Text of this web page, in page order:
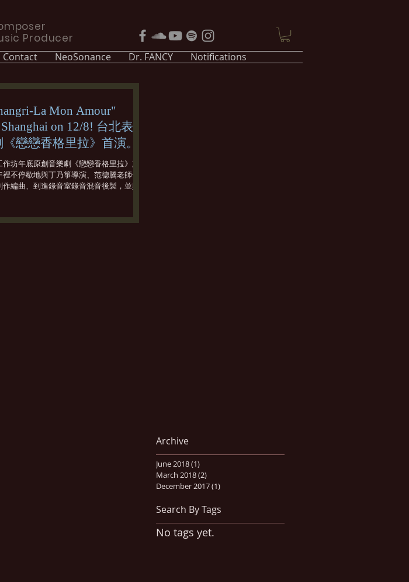
Producer
Contact NeoSonance Dr. FANCY Notifications
La Mon Amour"
on 12/8! 台北表坊
戀戀香格里拉》首演。
坊年底原創音樂劇《戀戀香格里拉》於
不停歇地與丁乃箏導演、范德騰老師一起
編曲、到進錄音室錄音混音後製，並與優
Archive
June 2018(1)
March 2018(2)
December 2017(1)
Search By Tags
No tags yet.